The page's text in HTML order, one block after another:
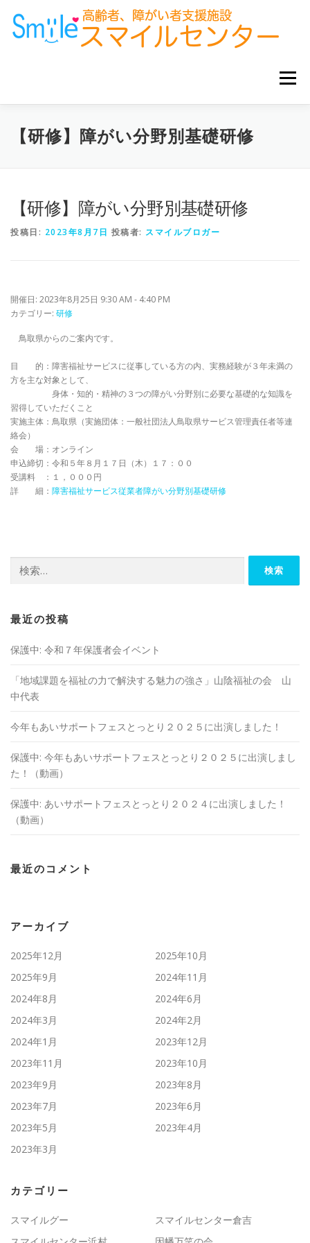
キ
メニュー
ホーム お知らせ サービス事業所 グループ企業
【研修】障がい分野別基礎研修
【研修】障がい分野別基礎研修
投稿日: 2023年8月7日 投稿者: スマイルブロガー
開催日: 2023年8月25日 9:30 AM - 4:40 PM
カテゴリー: 研修
鳥取県からのご案内です。
目 的：障害福祉サービスに従事している方の内、実務経験が３年未満の
方を主な対象として、
身体・知的・精神の３つの障がい分野別に必要な基礎的な知識を
習得していただくこと
実施主体：鳥取県（実施団体：一般社団法人鳥取県サービス管理責任者等連
絡会）
会 場：オンライン
申込締切：令和５年８月１７日（木）１７：００
受講料 ：１，０００円
詳 細： 障害福祉サービス従業者障がい分野別基礎研修
索:
最近の投稿
保護中: 令和７年保護者会イベント
「地域課題を福祉の⼒で解決する魅⼒の強さ」山陰福祉の会 山
中代表
今年もあいサポートフェスとっとり２０２５に出演しました！
保護中: 今年もあいサポートフェスとっとり２０２５に出演しまし
た！（動画）
保護中: あいサポートフェスとっとり２０２４に出演しました！
（動画）
最近のコメント
アーカイブ
2025年12月
2025年10月
2025年9月
2024年11月
2024年8月
2024年6月
2024年3月
2024年2月
2024年1月
2023年12月
2023年11月
2023年10月
2023年9月
2023年8月
2023年7月
2023年6月
2023年5月
2023年4月
2023年3月
カテゴリー
スマイルグー
スマイルセンター倉吉